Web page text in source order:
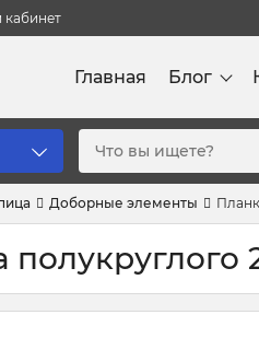
кабинет
Главная Блог
Доборные элементы